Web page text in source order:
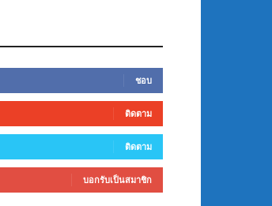
ชอบ
ติดตาม
ติดตาม
บอกรับเป็นสมาชิก